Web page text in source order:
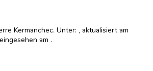
Kermanchec. Unter: , aktualisiert am
am .